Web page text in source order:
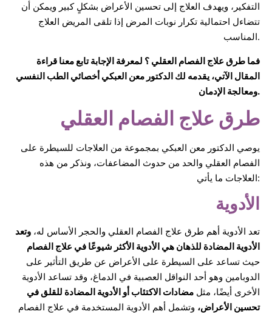
التفكير، ويهدف العلاج إلى تحسين الأعراض بشكلٍ كبير ويمكن أن
تتضاءل احتمالية تكرار نوبات المرض إذا تلقى المريض العلاج
المناسب.
فما طرق علاج الفصام العقلي ؟ لمعرفة الإجابة تابع معنا قراءة
المقال الآتي، يقدمه لك الدكتور معن العبكي أخصائي الطب النفسي
ومعالجة الإدمان.
طرق علاج الفصام العقلي
يوصي الدكتور معن العبكي بمجموعة من العلاجات للسيطرة على
الفصام العقلي والحد من حدوث المضاعفات، ونذكر من هذه
العلاجات ما يأتي:
الأدوية
تعد الأدوية أهم طرق علاج الفصام العقلي والحجر الأساس له، وتعد
الأدوية المضادة للذهان هي الأدوية الأكثر شيوعًا في علاج الفصام
حيث تساعد على السيطرة على الأعراض عن طريق التأثير على
الدوبامين وهو أحد النواقل العصبية في الدماغ، وقد تساعد الأدوية
الأخرى أيضًا، مثل مضادات الاكتئاب أو الأدوية المضادة للقلق في
تحسين الأعراض، وتشمل أهم الأدوية المستخدمة في علاج الفصام